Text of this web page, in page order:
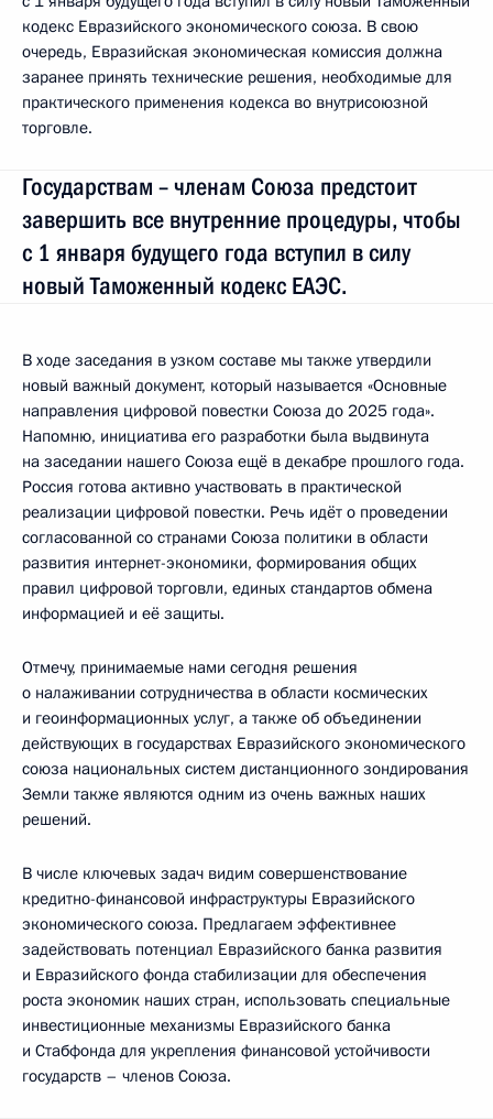
кодекс Евразийского экономического союза. В свою
очередь, Евразийская экономическая комиссия должна
заранее принять технические решения, необходимые для
практического применения кодекса во внутрисоюзной
торговле.
Государствам – членам Союза предстоит
завершить все внутренние процедуры, чтобы
с 1 января будущего года вступил в силу
новый Таможенный кодекс ЕАЭС.
В ходе заседания в узком составе мы также утвердили
новый важный документ, который называется «Основные
направления цифровой повестки Союза до 2025 года».
Напомню, инициатива его разработки была выдвинута
на заседании нашего Союза ещё в декабре прошлого года.
Россия готова активно участвовать в практической
реализации цифровой повестки. Речь идёт о проведении
согласованной со странами Союза политики в области
развития интернет-экономики, формирования общих
правил цифровой торговли, единых стандартов обмена
информацией и её защиты.
Отмечу, принимаемые нами сегодня решения
о налаживании сотрудничества в области космических
и геоинформационных услуг, а также об объединении
действующих в государствах Евразийского экономического
союза национальных систем дистанционного зондирования
Земли также являются одним из очень важных наших
решений.
В числе ключевых задач видим совершенствование
кредитно-финансовой инфраструктуры Евразийского
экономического союза. Предлагаем эффективнее
задействовать потенциал Евразийского банка развития
и Евразийского фонда стабилизации для обеспечения
роста экономик наших стран, использовать специальные
инвестиционные механизмы Евразийского банка
и Стабфонда для укрепления финансовой устойчивости
государств – членов Союза.